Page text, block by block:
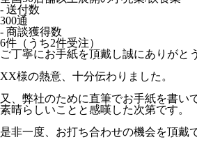
- 送付数
300通
- 商談獲得数
6件（うち2件受注）
ご丁寧にお手紙を頂戴し誠にありがと
XX様の熱意、十分伝わりました。
又、弊社のために直筆でお手紙を書い
素晴らしいことと感嘆した次第です。
是非一度、お打ち合わせの機会を頂戴